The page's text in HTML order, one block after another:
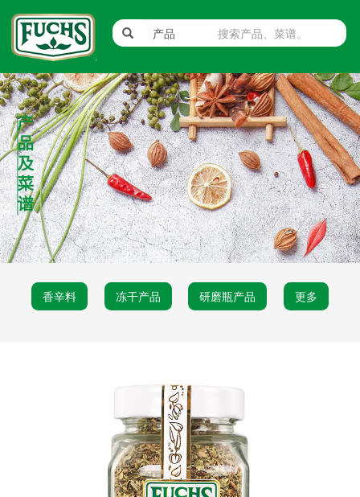
香辛料 冻干产品 研磨瓶产品 更多